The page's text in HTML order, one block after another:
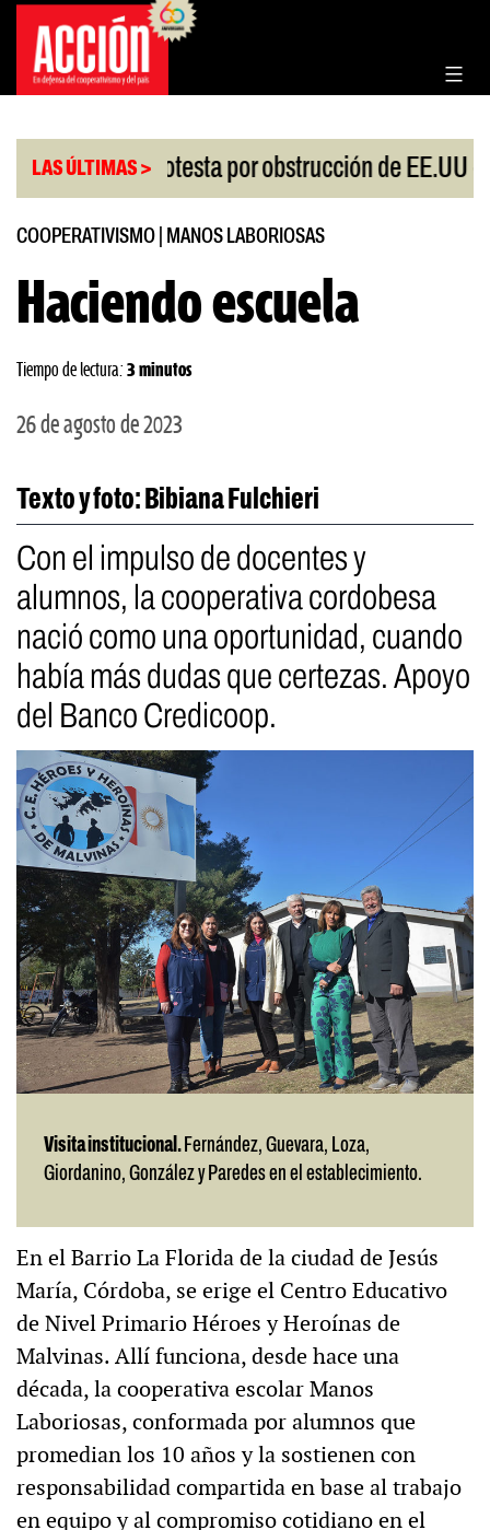
Saltar
contenido
LAS ÚLTIMAS >
China protesta por obstrucción de EE.UU en
COOPERATIVISMO MANOS LABORIOSAS
Haciendo escuela
Tiempo de lectura: 3 minutos
26 de agosto de 2023
Texto y foto: Bibiana Fulchieri
Con el impulso de docentes y
alumnos, la cooperativa cordobesa
nació como una oportunidad, cuando
había más dudas que certezas. Apoyo
del Banco Credicoop.
Visita institucional. Fernández, Guevara, Loza,
Giordanino, González y Paredes en el establecimiento.
En el Barrio La Florida de la ciudad de Jesús
María, Córdoba, se erige el Centro Educativo
de Nivel Primario Héroes y Heroínas de
Malvinas. Allí funciona, desde hace una
década, la cooperativa escolar Manos
Laboriosas, conformada por alumnos que
promedian los 10 años y la sostienen con
responsabilidad compartida en base al trabajo
en equipo y al compromiso cotidiano en el